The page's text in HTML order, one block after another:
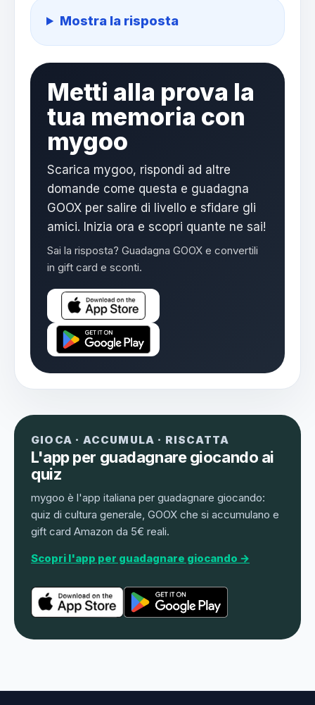
Mostra la risposta
Metti alla prova la
tua memoria con
mygoo
Scarica mygoo, rispondi ad altre
domande come questa e guadagna
GOOX per salire di livello e sfidare gli
amici. Inizia ora e scopri quante ne sai!
Sai la risposta? Guadagna GOOX e convertili
in gift card e sconti.
GIOCA · ACCUMULA · RISCATTA
L'app per guadagnare giocando ai
quiz
mygoo è l'app italiana per guadagnare giocando:
quiz di cultura generale, GOOX che si accumulano e
gift card Amazon da 5€ reali.
Scopri l'app per guadagnare giocando →